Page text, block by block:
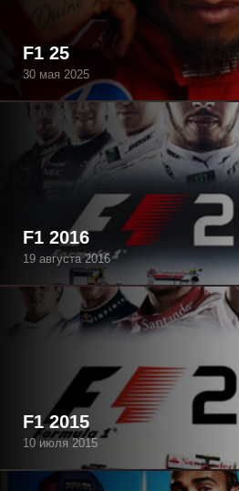
F1 25
30 мая 2025
F1 2016
19 августа 2016
F1 2015
10 июля 2015